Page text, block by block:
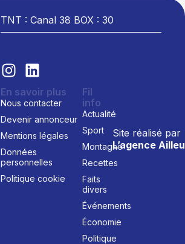
TNT : Canal 38 BOX : 30
Site réalisé par
L’agence
En savoir plus
Nous contacter
Devenir annonceur
Mentions légales
Données
personnelles
Politique cookie
Fil
info
Actualité
Sport
Montagne
Recettes
Faits
divers
Événements
Économie
Politique